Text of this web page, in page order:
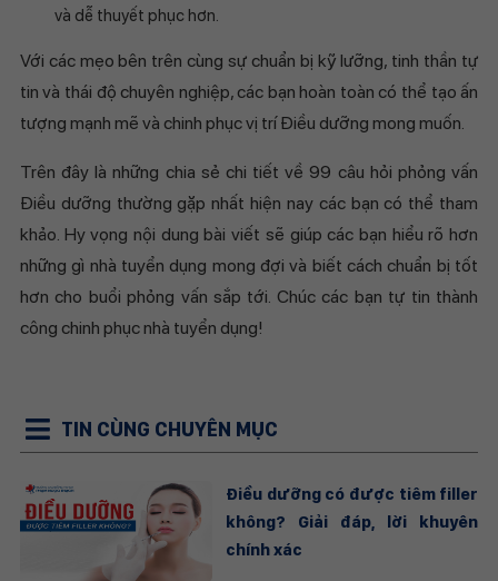
và dễ thuyết phục hơn.
Với các mẹo bên trên cùng sự chuẩn bị kỹ lưỡng, tinh thần tự
tin và thái độ chuyên nghiệp, các bạn hoàn toàn có thể tạo ấn
tượng mạnh mẽ và chinh phục vị trí Điều dưỡng mong muốn.
Trên đây là những chia sẻ chi tiết về 99 câu hỏi phỏng vấn
Điều dưỡng thường gặp nhất hiện nay các bạn có thể tham
khảo. Hy vọng nội dung bài viết sẽ giúp các bạn hiểu rõ hơn
những gì nhà tuyển dụng mong đợi và biết cách chuẩn bị tốt
hơn cho buổi phỏng vấn sắp tới. Chúc các bạn tự tin thành
công chinh phục nhà tuyển dụng!
TIN CÙNG CHUYÊN MỤC
Điều dưỡng có được tiêm filler
không? Giải đáp, lời khuyên
chính xác